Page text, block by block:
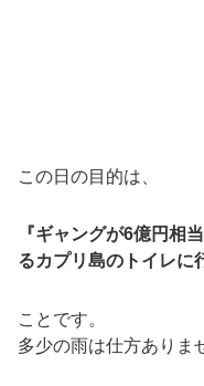
この日の目的は、
『ギャングが6億円相
るカプリ島のトイレに
ことです。
多少の雨は仕方ありま